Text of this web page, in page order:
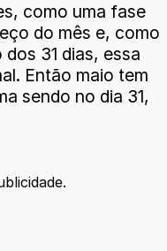
como uma fase
do mês e, como
31 dias, essa
Então maio tem
sendo no dia 31,